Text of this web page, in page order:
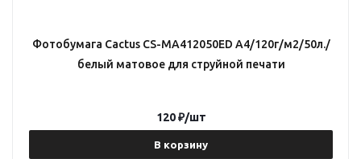
Фотобумага Cactus CS-MA412050ED A4/120г/м2/50л./
белый матовое для струйной печати
В корзину
120₽/шт